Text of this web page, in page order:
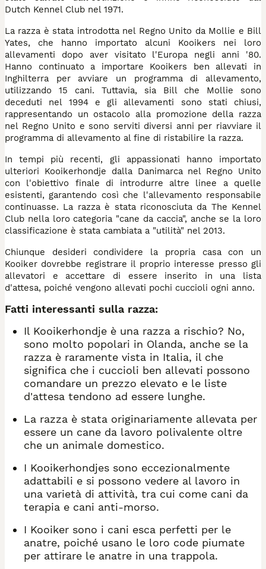
Dutch Kennel Club nel 1971.
La razza è stata introdotta nel Regno Unito da Mollie e Bill
Yates, che hanno importato alcuni Kooikers nei loro
allevamenti dopo aver visitato l'Europa negli anni '80.
Hanno continuato a importare Kooikers ben allevati in
Inghilterra per avviare un programma di allevamento,
utilizzando 15 cani. Tuttavia, sia Bill che Mollie sono
deceduti nel 1994 e gli allevamenti sono stati chiusi,
rappresentando un ostacolo alla promozione della razza
nel Regno Unito e sono serviti diversi anni per riavviare il
programma di allevamento al fine di ristabilire la razza.
In tempi più recenti, gli appassionati hanno importato
ulteriori Kooikerhondje dalla Danimarca nel Regno Unito
con l'obiettivo finale di introdurre altre linee a quelle
esistenti, garantendo così che l'allevamento responsabile
continuasse. La razza è stata riconosciuta da The Kennel
Club nella loro categoria "cane da caccia", anche se la loro
classificazione è stata cambiata a "utilità" nel 2013.
Chiunque desideri condividere la propria casa con un
Kooiker dovrebbe registrare il proprio interesse presso gli
allevatori e accettare di essere inserito in una lista
d'attesa, poiché vengono allevati pochi cuccioli ogni anno.
Fatti interessanti sulla razza:
Il Kooikerhondje è una razza a rischio? No,
sono molto popolari in Olanda, anche se la
razza è raramente vista in Italia, il che
significa che i cuccioli ben allevati possono
comandare un prezzo elevato e le liste
d'attesa tendono ad essere lunghe.
La razza è stata originariamente allevata per
essere un cane da lavoro polivalente oltre
che un animale domestico.
I Kooikerhondjes sono eccezionalmente
adattabili e si possono vedere al lavoro in
una varietà di attività, tra cui come cani da
terapia e cani anti-morso.
I Kooiker sono i cani esca perfetti per le
anatre, poiché usano le loro code piumate
per attirare le anatre in una trappola.